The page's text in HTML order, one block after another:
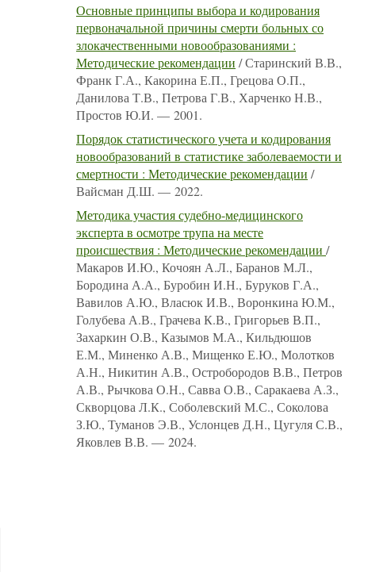
Основные принципы выбора и кодирования
первоначальной причины смерти больных со
злокачественными новообразованиями :
Методические рекомендации / Старинский В.В.,
Франк Г.А., Какорина Е.П., Грецова О.П.,
Данилова Т.В., Петрова Г.В., Харченко Н.В.,
Простов Ю.И. — 2001.
Порядок статистического учета и кодирования
новообразований в статистике заболеваемости и
смертности : Методические рекомендации /
Вайсман Д.Ш. — 2022.
Методика участия судебно-медицинского
эксперта в осмотре трупа на месте
происшествия : Методические рекомендации /
Макаров И.Ю., Кочоян А.Л., Баранов М.Л.,
Бородина А.А., Буробин И.Н., Буруков Г.А.,
Вавилов А.Ю., Власюк И.В., Воронкина Ю.М.,
Голубева А.В., Грачева К.В., Григорьев В.П.,
Захаркин О.В., Казымов М.А., Кильдюшов
Е.М., Миненко А.В., Мищенко Е.Ю., Молотков
А.Н., Никитин А.В., Остробородов В.В., Петров
А.В., Рычкова О.Н., Савва О.В., Саракаева А.З.,
Скворцова Л.К., Соболевский М.С., Соколова
З.Ю., Туманов Э.В., Услонцев Д.Н., Цугуля С.В.,
Яковлев В.В. — 2024.